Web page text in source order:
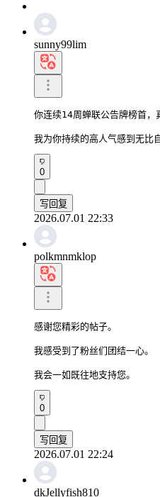
sunny99lim
你连续14周蝉联公告牌榜首，
我为你持续的高人气感到无比
0
写回复
2026.07.01 22:33
polkmnmklop
感谢您精彩的帖子。
我感受到了粉丝们团结一心。
我会一如既往地支持您。
0
写回复
2026.07.01 22:24
dkJellyfish810